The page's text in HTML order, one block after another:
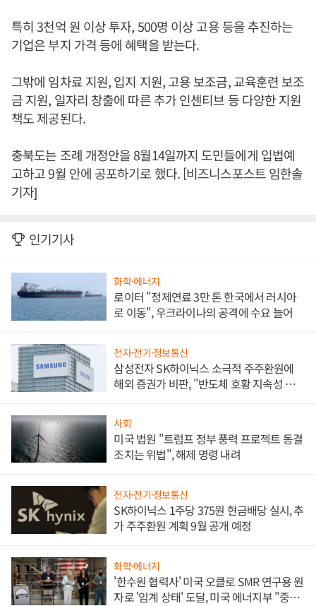
특히 3천억 원 이상 투자, 500명 이상 고용 등을 추진하는
기업은 부지 가격 등에 혜택을 받는다.
그밖에 임차료 지원, 입지 지원, 고용 보조금, 교육훈련 보조
금 지원, 일자리 창출에 따른 추가 인센티브 등 다양한 지원
책도 제공된다.
충북도는 조례 개정안을 8월14일까지 도민들에게 입법예
고하고 9월 안에 공포하기로 했다. [비즈니스포스트 임한솔
기자]
인기기사
화학·에너지
로이터 "정제연료 3만 톤 한국에서 러시아
로 이동", 우크라이나의 공격에 수요 늘어
전자·전기·정보통신
삼성전자 SK하이닉스 소극적 주주환원에
해외 증권가 비판, "반도체 호황 지속성 의
사회
미국 법원 "트럼프 정부 풍력 프로젝트 동결
조치는 위법", 해제 명령 내려
전자·전기·정보통신
SK하이닉스 1주당 375원 현금배당 실시, 추
가 주주환원 계획 9월 공개 예정
화학·에너지
'한수원 협력사' 미국 오클로 SMR 연구용 원
자로 '임계 상태' 도달, 미국 에너지부 "중요